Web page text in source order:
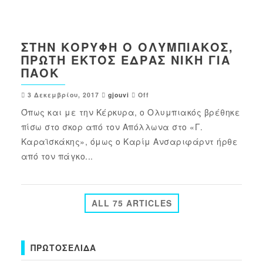
ΣΤΗΝ ΚΟΡΥΦΉ Ο ΟΛΥΜΠΙΑΚΌΣ,
ΠΡΏΤΗ ΕΚΤΌΣ ΈΔΡΑΣ ΝΊΚΗ ΓΙΑ
ΠΑΟΚ
3 Δεκεμβρίου, 2017 gjouvi Off
Όπως και με την Κέρκυρα, ο Ολυμπιακός βρέθηκε
πίσω στο σκορ από τον Απόλλωνα στο «Γ.
Καραϊσκάκης», όμως ο Καρίμ Ανσαριφάρντ ήρθε
από τον πάγκο...
ALL 75 ARTICLES
ΠΡΩΤΟΣΈΛΙΔΑ